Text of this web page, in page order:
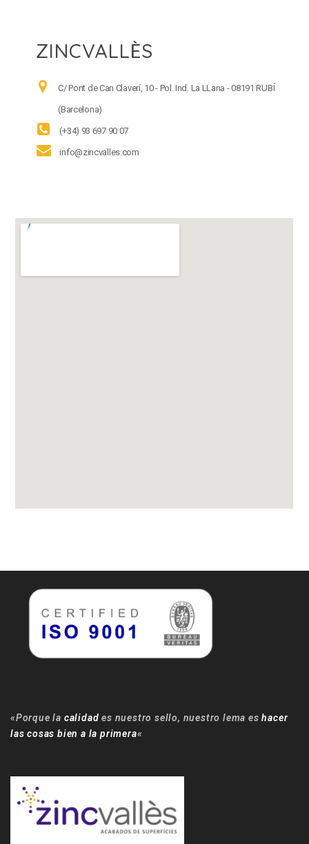
ZINCVALLÈS
C/ Pont de Can Claverí, 10 - Pol. Ind. La LLana - 08191 RUBÍ
(Barcelona)
(+34) 93 697 90 07
info@zincvalles.com
«Porque la calidad es nuestro sello, nuestro lema eshacer
las cosas bien a la primera«